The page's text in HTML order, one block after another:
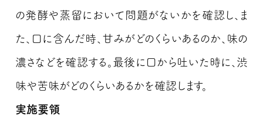
の発酵や蒸留において問題がないかを確認し、ま
た、口に含んだ時、甘みがどのくらいあるのか、味の
濃さなどを確認する。最後に口から吐いた時に、渋
味や苦味がどのくらいあるかを確認します。
実施要領